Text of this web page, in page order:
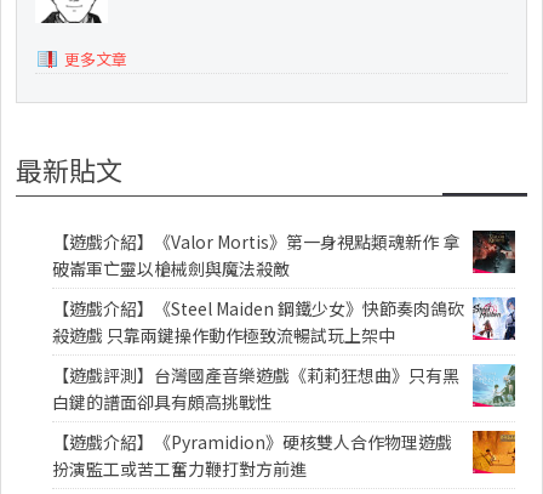
更多文章
最新貼文
【遊戲介紹】《Valor Mortis》第一身視點類魂新作 拿
破崙軍亡靈以槍械劍與魔法殺敵
【遊戲介紹】《Steel Maiden 鋼鐵少女》快節奏肉鴿砍
殺遊戲 只靠兩鍵操作動作極致流暢試玩上架中
【遊戲評測】台灣國產音樂遊戲《莉莉狂想曲》只有黑
白鍵的譜面卻具有頗高挑戰性
【遊戲介紹】《Pyramidion》硬核雙人合作物理遊戲
扮演監工或苦工奮力鞭打對方前進